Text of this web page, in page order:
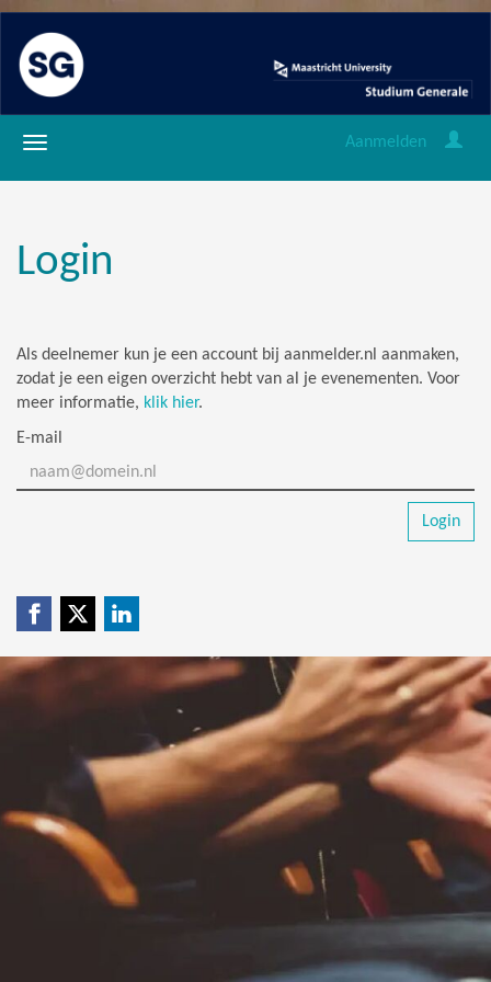
Aanmelden
Login
Als deelnemer kun je een account bij aanmelder.nl aanmaken,
zodat je een eigen overzicht hebt van al je evenementen. Voor
meer informatie, klik hier.
E-mail
Login